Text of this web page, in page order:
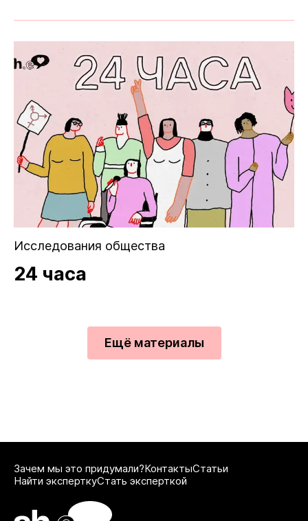
Исследования общества
24 часа
Ещё материалы
Зачем мы это придумали?КонтактыСтатьи
Найти эксперткуСтать эксперткой